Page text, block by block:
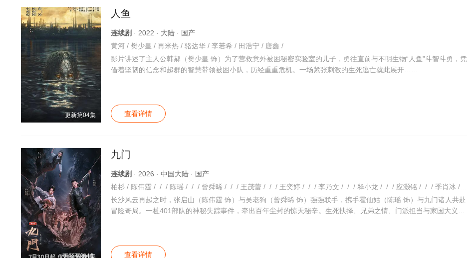
更新第04集
人鱼
连续剧 · 2022 · 大陆 · 国产
黄河 / 樊少皇 / 再米热 / 骆达华 / 李若希 / 田浩宁 / 唐鑫 /
影片讲述了主人公韩郝（樊少皇 饰）为了营救意外被困秘密实验室的儿子，勇往直前与不明生物“人鱼”斗智斗勇，凭
借着坚韧的信念和超群的智慧带领被困小队，历经重重危机。一场紧张刺激的生死逃亡就此展开……
查看详情
更新至第4集
九门
连续剧 · 2026 · 中国大陆 · 国产
长沙风云再起之时，张启山（陈伟霆 饰）与吴老狗（曾舜晞 饰）强强联手，携手霍仙姑（陈瑶 饰）与九门诸人共赴
冒险奇局。一桩401部队的神秘失踪事件，牵出百年尘封的惊天秘辛。生死抉择、兄弟之情、门派担当与家国大义相
查看详情